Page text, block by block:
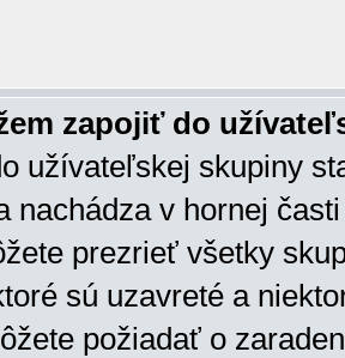
zapojiť do
užívateľskej skupiny
nachádza v hornej
prezrieť všetky
sú uzavreté a
požiadať o